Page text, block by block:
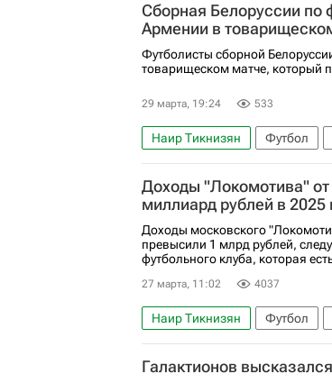
Сборная Белоруссии по
Армении в
Футболисты сборной
товарищеском матче, который
29 марта, 19:24 533
Наир Тикнизян Футбол
Виктор Ганчаренко
Краснодар
Доходы "Локомотива"
миллиард рублей в 2025
Доходы московского
превысили 1 млрд рублей,
футбольного клуба, которая
27 марта, 11:02 4037
Наир Тикнизян Футбол
Российский футбольный
Марио Митай
Илья
Галактионов